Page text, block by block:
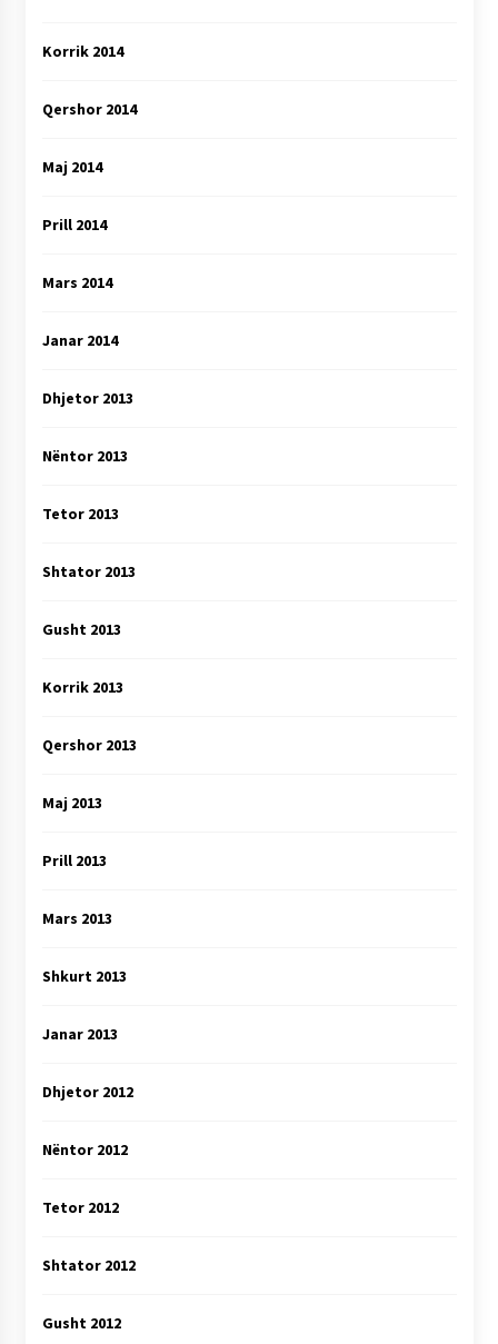
Korrik 2014
Qershor 2014
Maj 2014
Prill 2014
Mars 2014
Janar 2014
Dhjetor 2013
Nëntor 2013
Tetor 2013
Shtator 2013
Gusht 2013
Korrik 2013
Qershor 2013
Maj 2013
Prill 2013
Mars 2013
Shkurt 2013
Janar 2013
Dhjetor 2012
Nëntor 2012
Tetor 2012
Shtator 2012
Gusht 2012